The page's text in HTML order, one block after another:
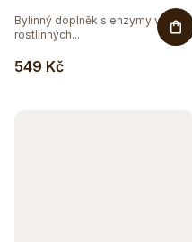
549 Kč
Bylinný doplněk s enzymy v
rostlinných...